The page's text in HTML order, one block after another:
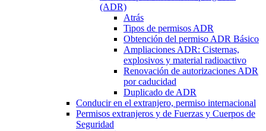
(ADR)
Atrás
Tipos de permisos ADR
Obtención del permiso ADR Básico
Ampliaciones ADR: Cisternas,
explosivos y material radioactivo
Renovación de autorizaciones ADR
por caducidad
Duplicado de ADR
Conducir en el extranjero, permiso internacional
Permisos extranjeros y de Fuerzas y Cuerpos de
Seguridad